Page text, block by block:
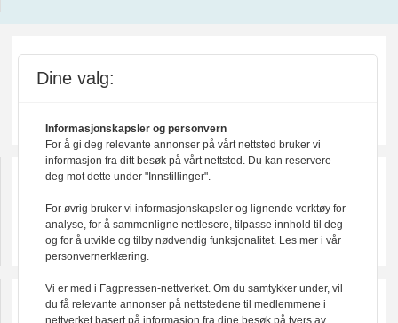
Dine valg:
Informasjonskapsler og personvern
For å gi deg relevante annonser på vårt nettsted bruker vi
informasjon fra ditt besøk på vårt nettsted. Du kan reservere
deg mot dette under "Innstillinger".
For øvrig bruker vi informasjonskapsler og lignende verktøy for
analyse, for å sammenligne nettlesere, tilpasse innhold til deg
og for å utvikle og tilby nødvendig funksjonalitet. Les mer i vår
personvernerklæring.
Vi er med i Fagpressen-nettverket. Om du samtykker under, vil
du få relevante annonser på nettstedene til medlemmene i
nettverket basert på informasjon fra dine besøk på tvers av